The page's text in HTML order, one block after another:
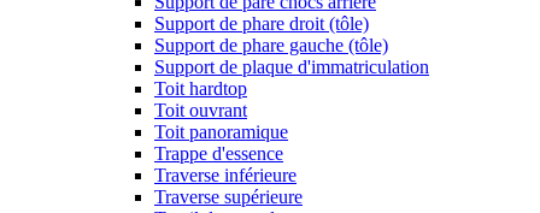
Support de phare droit (tôle)
Support de phare gauche (tôle)
Support de plaque d'immatriculation
Toit hardtop
Toit ouvrant
Toit panoramique
Trappe d'essence
Traverse inférieure
Traverse supérieure